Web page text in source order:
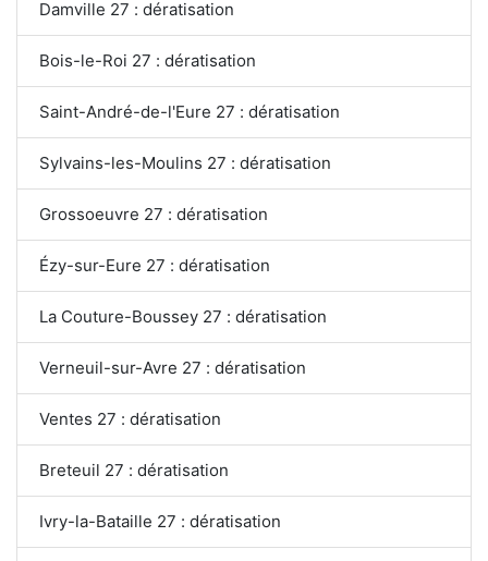
Damville 27 : dératisation
Bois-le-Roi 27 : dératisation
Saint-André-de-l'Eure 27 : dératisation
Sylvains-les-Moulins 27 : dératisation
Grossoeuvre 27 : dératisation
Ézy-sur-Eure 27 : dératisation
La Couture-Boussey 27 : dératisation
Verneuil-sur-Avre 27 : dératisation
Ventes 27 : dératisation
Breteuil 27 : dératisation
Ivry-la-Bataille 27 : dératisation